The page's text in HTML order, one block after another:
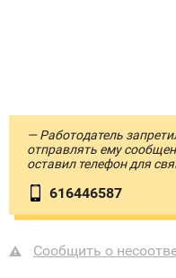
— Работодатель
отправлять ему
оставил телефон для
616446587
Сообщить о